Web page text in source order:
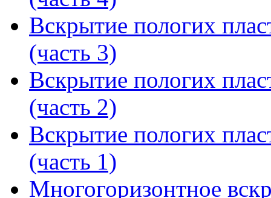
Вскрытие пологих
(часть 3)
Вскрытие пологих
(часть 2)
Вскрытие пологих
(часть 1)
Многогоризонтное